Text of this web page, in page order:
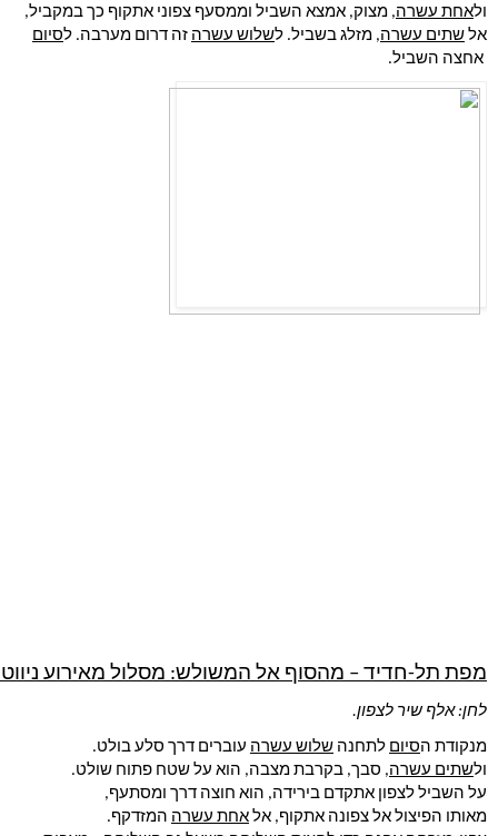
ולאחת עשרה, מצוק, אמצא השביל וממסעף צפוני אתקוף כך במקביל,
אל שתים עשרה, מזלג בשביל. לשלוש עשרה זה דרום מערבה. לסיום
אחצה השביל.
מפת תל-חדיד – מהסוף אל המשולש: מסלול מאירוע ניווט ב-6/10/
לחן: אלף שיר לצפון.
מנקודת הסיום לתחנה שלוש עשרה עוברים דרך סלע בולט.
ולשתים עשרה, סבך, בקרבת מצבה, הוא על שטח פתוח שולט.
על השביל לצפון אתקדם בירידה, הוא חוצה דרך ומסתעף,
מאותו הפיצול אל צפונה אתקוף, אל אחת עשרה המזדקף.